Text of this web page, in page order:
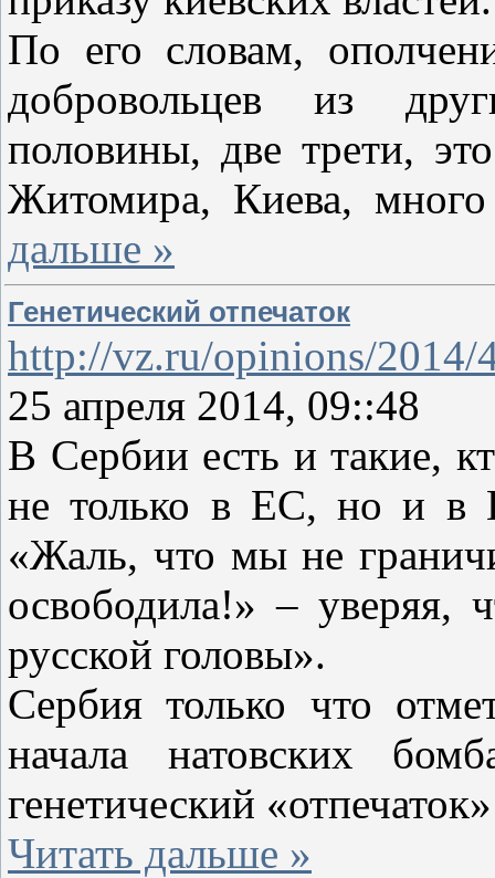
По его словам,
добровольцев из
половины, две трети,
Житомира, Киева,
дальше »
Генетический отпечаток
http://vz.ru/opinions/2014/
25 апреля 2014, 09::48
В Сербии есть и такие,
не только в ЕС, но и в
«Жаль, что мы не
освободила!» – уверяя,
русской головы».
Сербия только что
начала натовских
генетический
Читать дальше »